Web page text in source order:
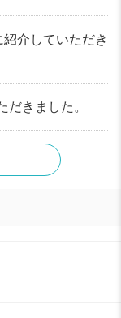
介していただき
だきました。